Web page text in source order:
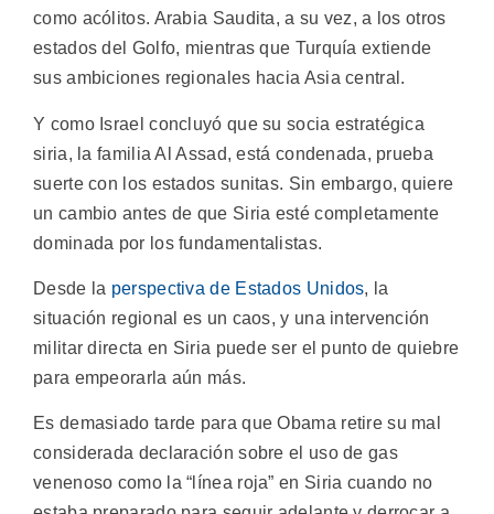
como acólitos. Arabia Saudita, a su vez, a los otros
estados del Golfo, mientras que Turquía extiende
sus ambiciones regionales hacia Asia central.
Y como Israel concluyó que su socia estratégica
siria, la familia Al Assad, está condenada, prueba
suerte con los estados sunitas. Sin embargo, quiere
un cambio antes de que Siria esté completamente
dominada por los fundamentalistas.
Desde la perspectiva de Estados Unidos, la
situación regional es un caos, y una intervención
militar directa en Siria puede ser el punto de quiebre
para empeorarla aún más.
Es demasiado tarde para que Obama retire su mal
considerada declaración sobre el uso de gas
venenoso como la “línea roja” en Siria cuando no